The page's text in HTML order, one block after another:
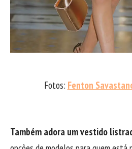
Fotos: Fenton
Também adora um vestido